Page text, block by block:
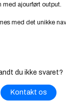
ajourført output.
med det unikke
du ikke svaret?
Kontakt os